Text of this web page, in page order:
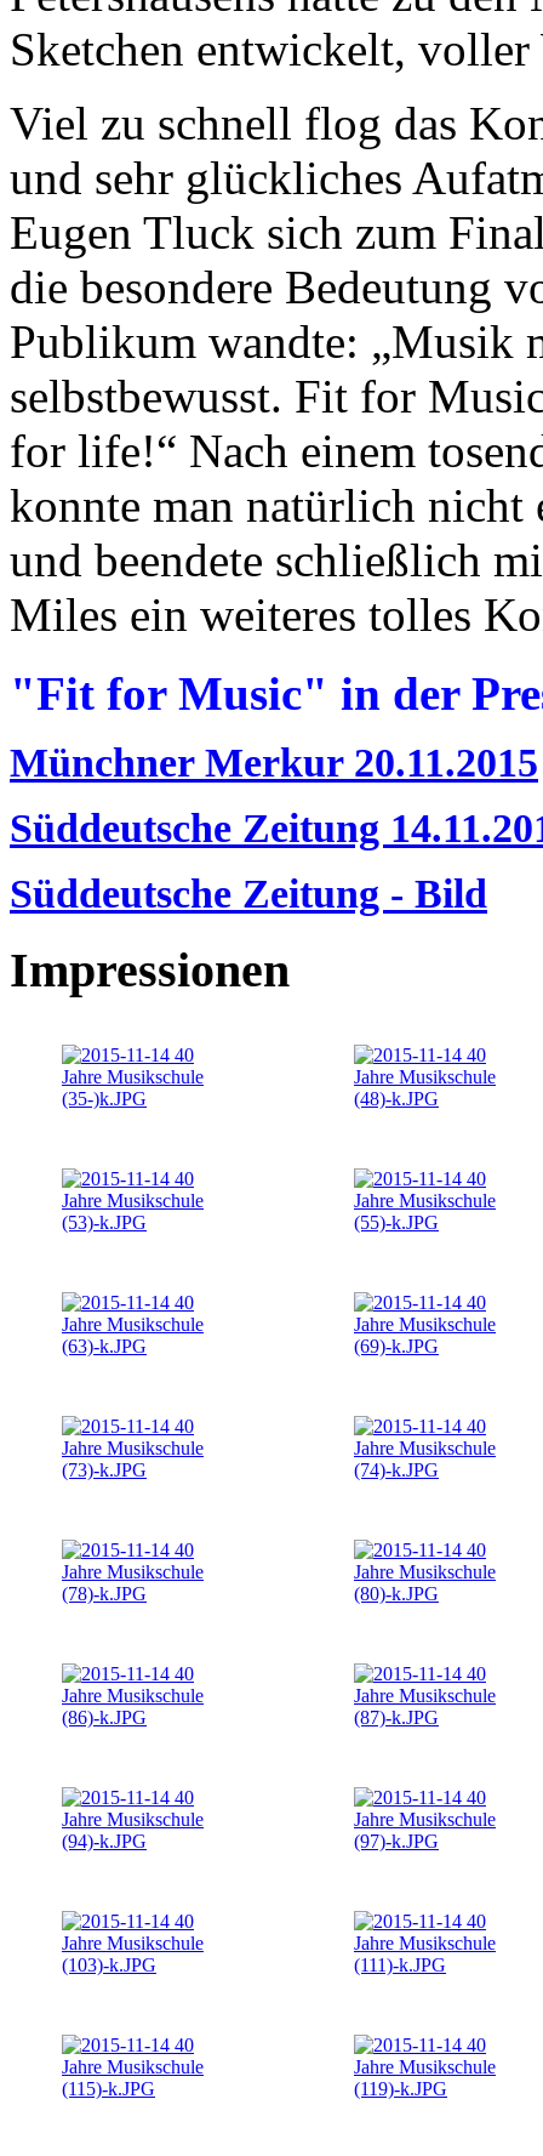
Sketchen entwickelt,
Viel zu schnell flog das
und sehr glückliches
Eugen Tluck sich zum
die besondere Bedeutung
Publikum wandte: „Musik
selbstbewusst. Fit for
for life!“ Nach einem
konnte man natürlich nicht
und beendete schließlich
Miles ein weiteres tolles
"Fit for Music" in der
Münchner Merkur 20.11.2015
Süddeutsche Zeitung
Süddeutsche Zeitung - Bild
Impressionen